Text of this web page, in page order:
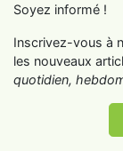
Soyez informé !
Inscrivez-vous à
les nouveaux
quotidien,